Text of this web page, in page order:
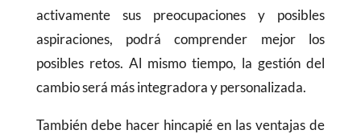
activamente sus preocupaciones y posibles
aspiraciones, podrá comprender mejor los
posibles retos. Al mismo tiempo, la gestión del
cambio será más integradora y personalizada.
También debe hacer hincapié en las ventajas de